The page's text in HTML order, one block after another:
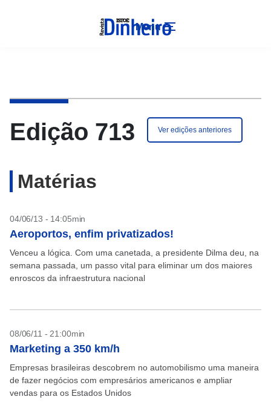
Menu
Edição 713 Ver edições anteriores
Matérias
04/06/13 - 14:05min
Aeroportos, enfim privatizados!
Venceu a lógica. Com uma canetada, a presidente Dilma deu, na
semana passada, um passo vital para eliminar um dos maiores
enroscos da infraestrutura nacional
08/06/11 - 21:00min
Marketing a 350 km/h
Empresas brasileiras descobrem no automobilismo uma maneira
de fazer negócios com empresários americanos e ampliar
vendas para os Estados Unidos